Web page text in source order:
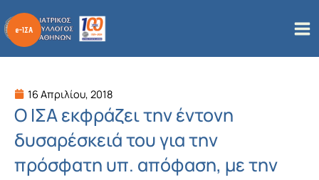
στο
περιεχόμενο
16 Απριλίου, 2018
Ο ΙΣΑ εκφράζει την έντονη
δυσαρέσκειά του για την
πρόσφατη υπ. απόφαση, με την